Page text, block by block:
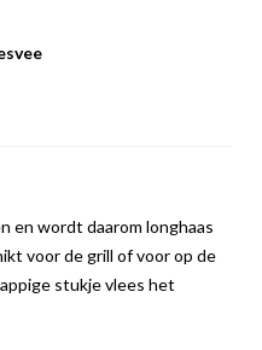
en wordt daarom longhaas
voor de grill of voor op de
stukje vlees het